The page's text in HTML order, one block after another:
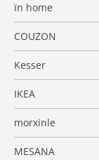
ïn home
COUZON
Kesser
IKEA
morxinle
MESANA